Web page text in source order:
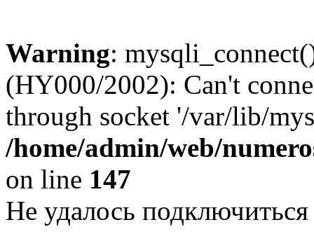
Warning:
(HY000/2002): Can't
through socket '/var/lib/
/home/admin/web/
on line 147
Не удалось